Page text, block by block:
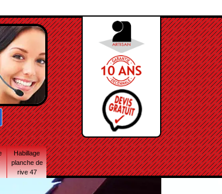
Habillage
planche de
rive 47